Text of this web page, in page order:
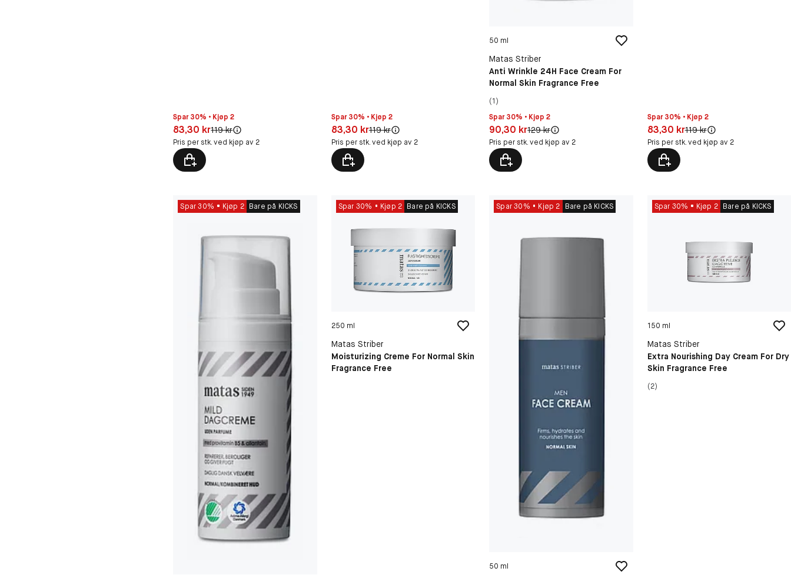
Spar 30% • Kjøp 2
Pris: 83,30 kr
83,30 krOriginal pris:
119 kr
Pris per stk. ved kjøp av 2
Spar 30% • Kjøp 2
Pris: 83,30 kr
83,30 krOriginal pris:
119 kr
Pris per stk. ved kjøp av 2
50 ml
Matas Striber
Anti Wrinkle 24H Face Cream For
Normal Skin Fragrance Free
(1)
Spar 30% • Kjøp 2
Pris: 90,30 kr
90,30 krOriginal pris:
129 kr
Pris per stk. ved kjøp av 2
Spar 30% • Kjøp 2
Pris: 83,30 kr
83,30 krOriginal pris:
119 kr
Pris per stk. ved kjøp av 2
Spar 30% Kjøp 2 Bare på KICKS Spar 30% Kjøp 2 Bare på KICKS
250 ml
Matas Striber
Moisturizing Creme For Normal Skin
Fragrance Free
Spar 30% Kjøp 2 Bare på KICKS
50 ml
Spar 30% Kjøp 2 Bare på KICKS
150 ml
Matas Striber
Extra Nourishing Day Cream For Dry
Skin Fragrance Free
(2)